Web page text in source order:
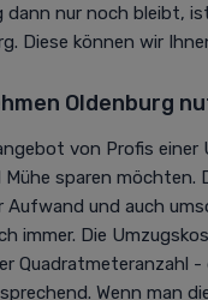
nur noch bleibt,
Diese können wir
Oldenburg
von Profis einer
sparen möchten.
Aufwand und auch
immer. Die
Quadratmeteranzahl
Wenn man